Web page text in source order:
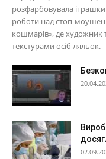
розфарбовувала іграшки
роботи над стоп-моушен
кошмарів», де
текстурами осіб ляльок.